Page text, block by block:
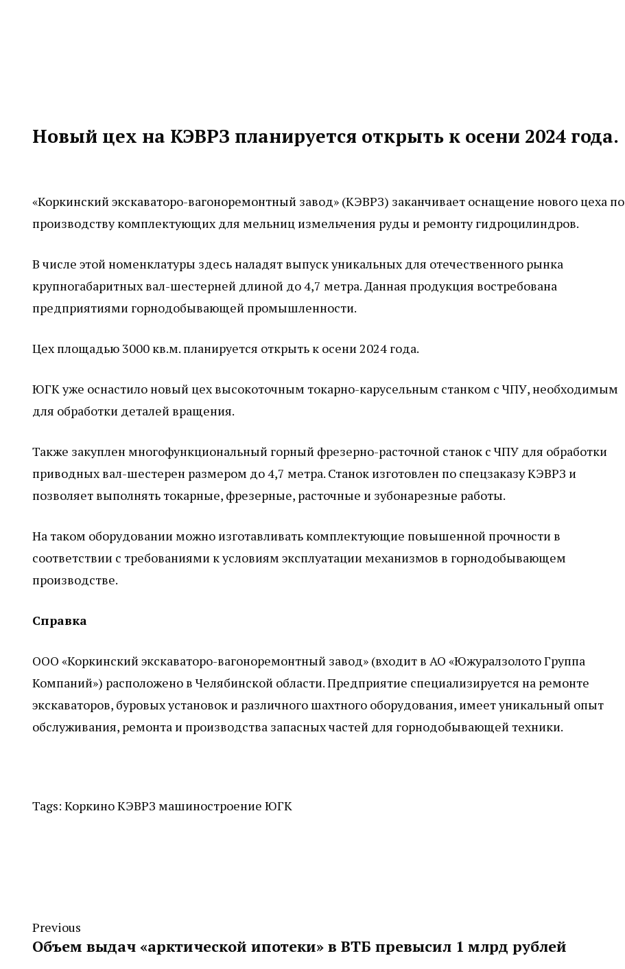
Новый цех на КЭВРЗ планируется открыть к осени 2024 года.
«Коркинский экскаваторо-вагоноремонтный завод» (КЭВРЗ) заканчивает оснащение нового цеха по
производству комплектующих для мельниц измельчения руды и ремонту гидроцилиндров.
В числе этой номенклатуры здесь наладят выпуск уникальных для отечественного рынка
крупногабаритных вал-шестерней длиной до 4,7 метра. Данная продукция востребована
предприятиями горнодобывающей промышленности.
Цех площадью 3000 кв.м. планируется открыть к осени 2024 года.
ЮГК уже оснастило новый цех высокоточным токарно-карусельным станком с ЧПУ, необходимым
для обработки деталей вращения.
Также закуплен многофункциональный горный фрезерно-расточной станок с ЧПУ для обработки
приводных вал-шестерен размером до 4,7 метра. Станок изготовлен по спецзаказу КЭВРЗ и
позволяет выполнять токарные, фрезерные, расточные и зубонарезные работы.
На таком оборудовании можно изготавливать комплектующие повышенной прочности в
соответствии с требованиями к условиям эксплуатации механизмов в горнодобывающем
производстве.
Справка
ООО «Коркинский экскаваторо-вагоноремонтный завод» (входит в АО «Южуралзолото Группа
Компаний») расположено в Челябинской области. Предприятие специализируется на ремонте
экскаваторов, буровых установок и различного шахтного оборудования, имеет уникальный опыт
обслуживания, ремонта и производства запасных частей для горнодобывающей техники.
Tags: КоркиноКЭВРЗ машиностроение ЮГК
Previous
Объем выдач «арктической ипотеки» в ВТБ превысил 1 млрд рублей